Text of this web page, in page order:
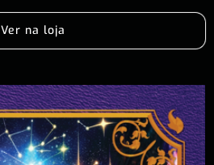
Ver na loja